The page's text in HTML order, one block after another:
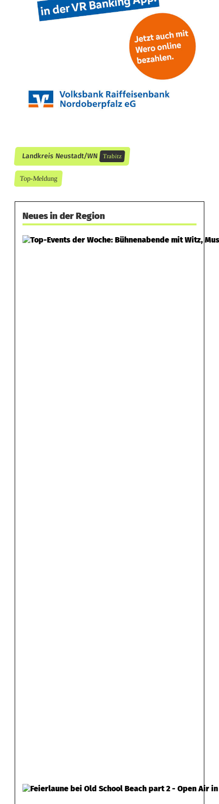
Landkreis Neustadt/WN Trabitz
Top-Meldung
Neues in der Region